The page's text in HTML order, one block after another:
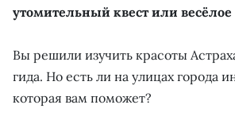
утомительный квест или
Вы решили изучить красоты
гида. Но есть ли на улицах города
которая вам поможет?